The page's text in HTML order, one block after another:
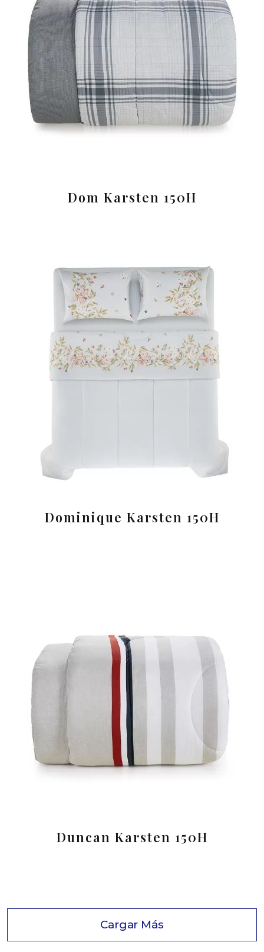
Dom Karsten 150H
Dominique Karsten 150H
Duncan Karsten 150H
Cargar Más